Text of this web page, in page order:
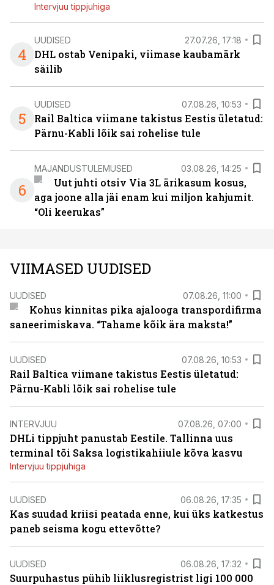
Intervjuu tippjuhiga
4
UUDISED 27.07.26, 17:18
DHL ostab Venipaki, viimase kaubamärk
säilib
5
UUDISED 07.08.26, 10:53
Rail Baltica viimane takistus Eestis ületatud:
Pärnu-Kabli lõik sai rohelise tule
6
MAJANDUSTULEMUSED 03.08.26, 14:25
Uut juhti otsiv Via 3L ärikasum kosus,
aga joone alla jäi enam kui miljon kahjumit.
“Oli keerukas”
VIIMASED UUDISED
UUDISED 07.08.26, 11:00
Kohus kinnitas pika ajalooga transpordifirma
saneerimiskava. “Tahame kõik ära maksta!”
UUDISED 07.08.26, 10:53
Rail Baltica viimane takistus Eestis ületatud:
Pärnu-Kabli lõik sai rohelise tule
INTERVJUU 07.08.26, 07:00
DHLi tippjuht panustab Eestile. Tallinna uus
terminal tõi Saksa logistikahiiule kõva kasvu
Intervjuu tippjuhiga
UUDISED 06.08.26, 17:35
Kas suudad kriisi peatada enne, kui üks katkestus
paneb seisma kogu ettevõtte?
UUDISED 06.08.26, 17:32
Suurpuhastus pühib liiklusregistrist ligi 100 000